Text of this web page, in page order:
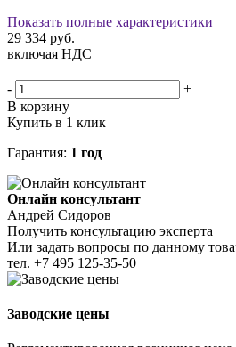
Показать полные характеристики
29 334 руб.
включая НДС
-
+
В корзину
Купить в 1 клик
Гарантия: 1 год
Онлайн консультант
Андрей Сидоров
Получить консультацию эксперта
Или задать вопросы по данному
тел. +7 495 125-35-50
Заводские цены